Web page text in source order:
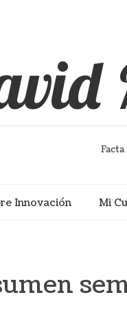
Innovación Mi